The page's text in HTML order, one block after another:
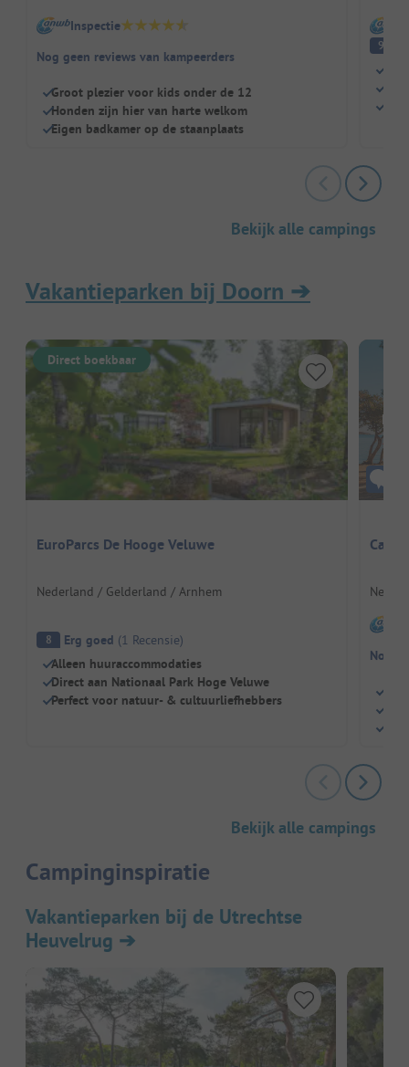
Inspectie
Nog geen reviews van kampeerders
Groot plezier voor kids onder de 12
Honden zijn hier van harte welkom
Eigen badkamer op de staanplaats
9
Bekijk alle campings
Vakantieparken bij Doorn ➔
Direct boekbaar
EuroParcs De Hooge Veluwe
Nederland / Gelderland / Arnhem
8 Erg goed (1 Recensie)
Alleen huuraccommodaties
Direct aan Nationaal Park Hoge Veluwe
Perfect voor natuur- & cultuurliefhebbers
Nog
Bekijk alle campings
Campinginspiratie
Vakantieparken bij de Utrechtse
Heuvelrug ➔